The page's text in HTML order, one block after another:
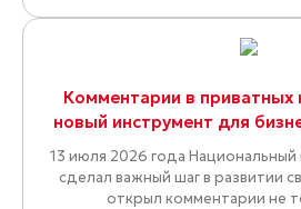
Комментарии в приватных
новый инструмент для
13 июля 2026 года
сделал важный шаг в развитии
открыл комментарии не